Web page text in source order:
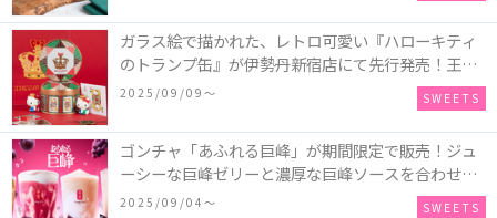
ガラス絵で描かれた、レトロ可愛い『ハローキティ
のトランプ缶』が伊勢丹新宿店にて先行発売！王冠
キティのフィギュア、キティトランプのステッカー
2025/09/09〜 SWEETS
ゴンチャ「あふれる巨峰」が期間限定で販売！ジュ
ーシーな巨峰ゼリーと濃厚な巨峰ソースを合わせた
ミルクティー、ティーエード、ジェラッティー、ス
2025/09/04〜 SWEETS